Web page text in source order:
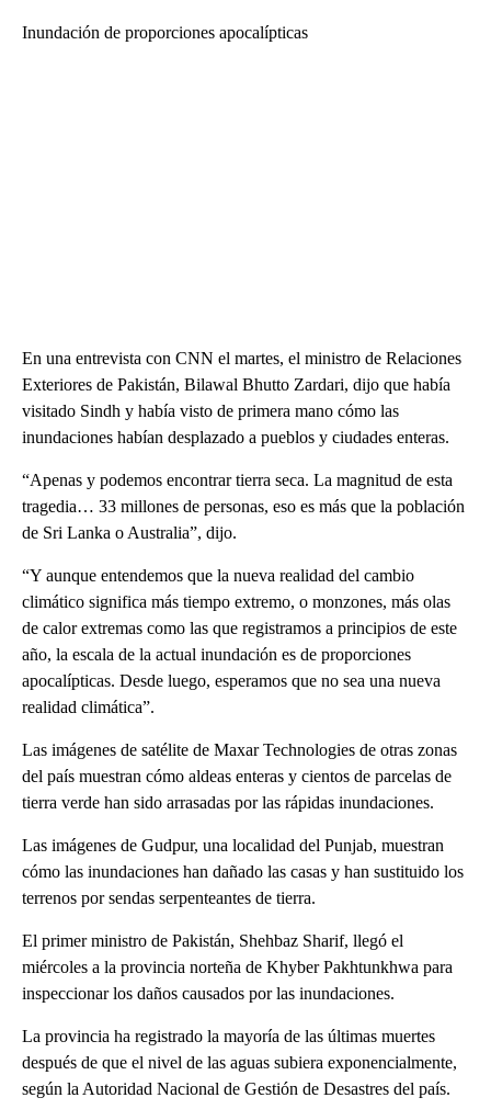
Inundación de proporciones apocalípticas
En una entrevista con CNN el martes, el ministro de Relaciones
Exteriores de Pakistán, Bilawal Bhutto Zardari, dijo que había
visitado Sindh y había visto de primera mano cómo las
inundaciones habían desplazado a pueblos y ciudades enteras.
“Apenas y podemos encontrar tierra seca. La magnitud de esta
tragedia… 33 millones de personas, eso es más que la población
de Sri Lanka o Australia”, dijo.
“Y aunque entendemos que la nueva realidad del cambio
climático significa más tiempo extremo, o monzones, más olas
de calor extremas como las que registramos a principios de este
año, la escala de la actual inundación es de proporciones
apocalípticas. Desde luego, esperamos que no sea una nueva
realidad climática”.
Las imágenes de satélite de Maxar Technologies de otras zonas
del país muestran cómo aldeas enteras y cientos de parcelas de
tierra verde han sido arrasadas por las rápidas inundaciones.
Las imágenes de Gudpur, una localidad del Punjab, muestran
cómo las inundaciones han dañado las casas y han sustituido los
terrenos por sendas serpenteantes de tierra.
El primer ministro de Pakistán, Shehbaz Sharif, llegó el
miércoles a la provincia norteña de Khyber Pakhtunkhwa para
inspeccionar los daños causados por las inundaciones.
La provincia ha registrado la mayoría de las últimas muertes
después de que el nivel de las aguas subiera exponencialmente,
según la Autoridad Nacional de Gestión de Desastres del país.